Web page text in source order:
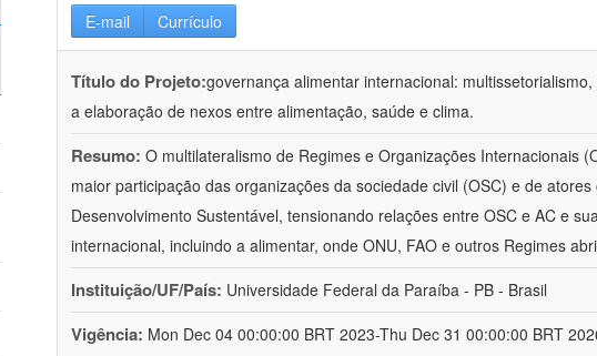
E-mail Currículo
Título do Projeto:governança alimentar internacional:
a elaboração de nexos entre alimentação, saúde e clima.
Resumo: O multilateralismo de Regimes e Organizações Internacionais
maior participação das organizações da sociedade civil (OSC) e de
Desenvolvimento Sustentável, tensionando relações entre OSC e AC e
internacional, incluindo a alimentar, onde ONU, FAO e outros Regimes
Instituição/UF/País: Universidade Federal da Paraíba - PB - Brasil
Vigência: Mon Dec 04 00:00:00 BRT 2023-Thu Dec 31 00:00:00 BRT